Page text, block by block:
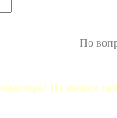
По
На нашем